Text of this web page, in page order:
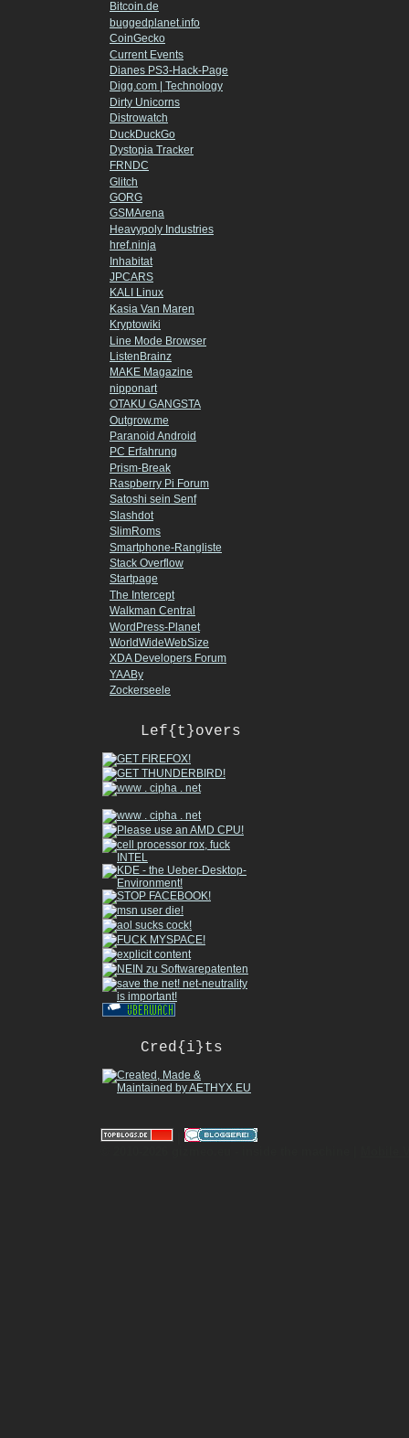
Bitcoin.de
buggedplanet.info
CoinGecko
Current Events
Dianes PS3-Hack-Page
Digg.com | Technology
Dirty Unicorns
Distrowatch
DuckDuckGo
Dystopia Tracker
FRNDC
Glitch
GORG
GSMArena
Heavypoly Industries
href.ninja
Inhabitat
JPCARS
KALI Linux
Kasia Van Maren
Kryptowiki
Line Mode Browser
ListenBrainz
MAKE Magazine
nipponart
OTAKU GANGSTA
Outgrow.me
Paranoid Android
PC Erfahrung
Prism-Break
Raspberry Pi Forum
Satoshi sein Senf
Slashdot
SlimRoms
Smartphone-Rangliste
Stack Overflow
Startpage
The Intercept
Walkman Central
WordPress-Planet
WorldWideWebSize
XDA Developers Forum
YAABy
Zockerseele
Lef{t}overs
Cred{i}ts